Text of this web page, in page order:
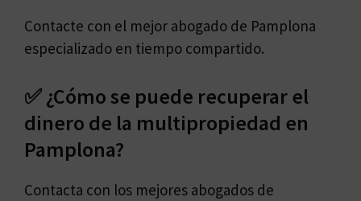
Contacte con el mejor abogado de Pamplona
especializado en tiempo compartido.
✅ ¿Cómo se puede recuperar el
dinero de la multipropiedad en
Pamplona?
Contacta con los mejores abogados de